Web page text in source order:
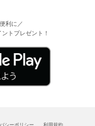
利に／
トプレゼント！
シーポリシー 利用規約